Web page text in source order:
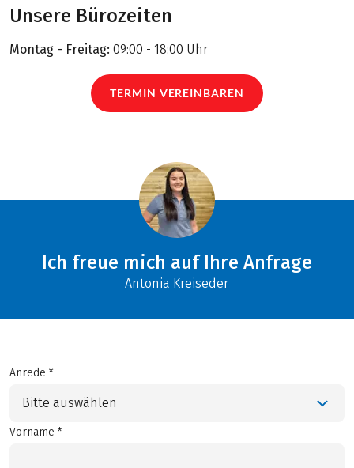
Unsere Bürozeiten
Montag - Freitag: 09:00 - 18:00 Uhr
TERMIN VEREINBAREN
Ich freue mich auf Ihre Anfrage
Antonia Kreiseder
Anrede *
Bitte auswählen
Vorname *